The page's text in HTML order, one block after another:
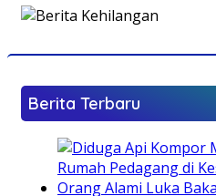
Berita Terbaru